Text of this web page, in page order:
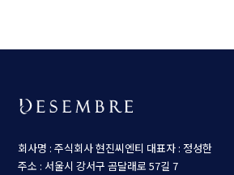
회사명 : 주식회사 현진씨엔티 대표자 : 정성한
주소 : 서울시 강서구 곰달래로 57길 7